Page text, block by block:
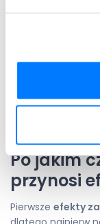
kuracją
zarówno
rozpocząć
pylenia i
Po jakim
przynosi
Pierwsze efekty